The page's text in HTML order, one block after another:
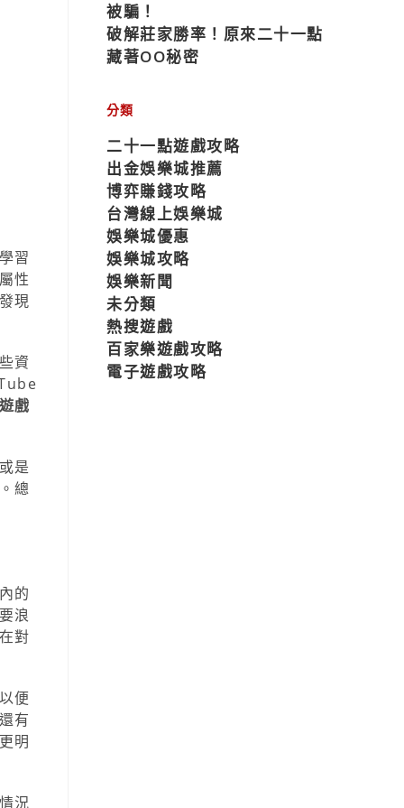
習
性
現
資
遊戲
是
總
的
浪
對
便
有
明
況
被騙！
破解莊家勝率！原來二十一點
藏著OO秘密
分類
二十一點遊戲攻略
出金娛樂城推薦
博弈賺錢攻略
台灣線上娛樂城
娛樂城優惠
娛樂城攻略
娛樂新聞
未分類
熱搜遊戲
百家樂遊戲攻略
電子遊戲攻略